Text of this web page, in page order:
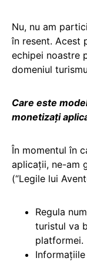
Nu, nu am
în resent. Acest
echipei noastre
domeniul
Care este
monetizați
În momentul în
aplicații, ne-am
(“Legile lui
Regula
turistul va
platformei.